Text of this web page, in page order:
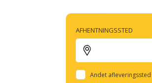
AFHENTNINGSSTED
Andet afleveringssted